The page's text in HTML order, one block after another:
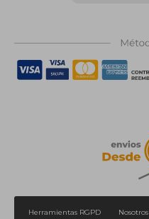
Herramientas RGPD Nosotros